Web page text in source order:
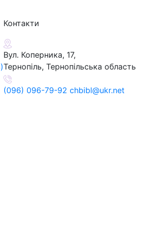
Контакти
Вул. Коперника, 17,
Тернопіль, Тернопільська область
(096) 096-79-92 chbibl@ukr.net